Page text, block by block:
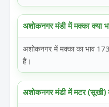
अशोकनगर मंडी में मक्का क्या
अशोकनगर में मक्का का भाव
हैं।
अशोकनगर मंडी में मटर (सूखी)